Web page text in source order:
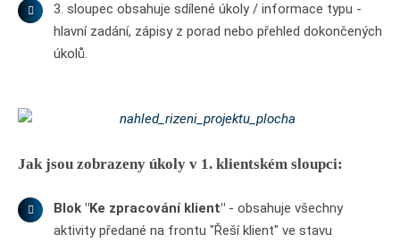
3. sloupec obsahuje sdílené úkoly / informace typu -
hlavní zadání, zápisy z porad nebo přehled dokončených
úkolů.
Jak jsou zobrazeny úkoly v 1. klientském sloupci:
Blok "Ke zpracování klient" - obsahuje všechny
aktivity předané na frontu "Řeší klient" ve stavu